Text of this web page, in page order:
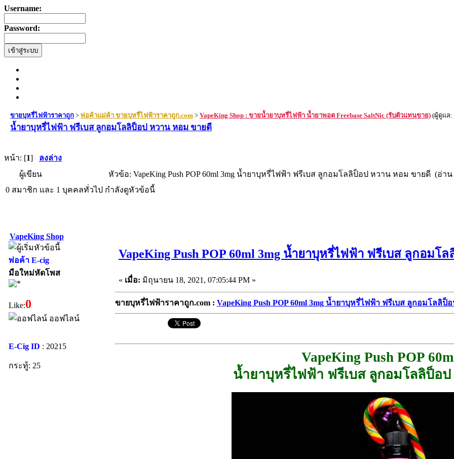
Username:
Password:
ขายบุหรี่ไฟฟ้าราคาถูก> พ่อค้าแม่ค้า ขายบุหรี่ไฟฟ้าราคาถูก.com> VapeKing Shop : ขายน้ำยาบุหรี่ไฟฟ้า น้ำยาพอต Freebase SaltNic (รับตัวแทนขาย)(ผู้ดูแล:
น้ำยาบุหรี่ไฟฟ้า ฟรีเบส ลูกอมโลลิป็อป หวาน หอม ขายดี
หน้า: [1] ลงล่าง
ผู้เขียน
หัวข้อ: VapeKing Push POP 60ml 3mg น้ำยาบุหรี่ไฟฟ้า ฟรีเบส ลูกอมโลลิป็อป หวาน หอม ขายดี (อ่าน
0 สมาชิก และ 1 บุคคลทั่วไป กำลังดูหัวข้อนี้
VapeKing Shop
พ่อค้า E-cig
มือใหม่หัดโพส
Like:0
ออฟไลน์
E-Cig ID : 20215
กระทู้: 25
VapeKing Push POP 60ml 3mg น้ำยาบุหรี่ไฟฟ้า ฟรีเบส ลูกอมโ
« เมื่อ: มิถุนายน 18, 2021, 07:05:44 PM »
ขายบุหรี่ไฟฟ้าราคาถูก.com : VapeKing Push POP 60ml 3mg น้ำยาบุหรี่ไฟฟ้า ฟรีเบส ลูกอมโลลิ
VapeKing Push POP
น้ำยาบุหรี่ไฟฟ้า ฟรีเบส ลูกอมโลลิป็อ